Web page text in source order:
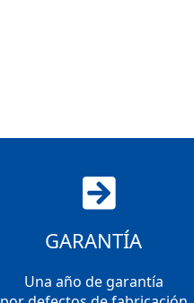
GARANTÍA
Una año de garantía